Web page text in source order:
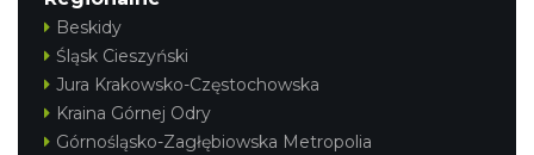
Beskidy
Śląsk Cieszyński
Jura Krakowsko-Częstochowska
Kraina Górnej Odry
Górnośląsko-Zagłębiowska Metropolia